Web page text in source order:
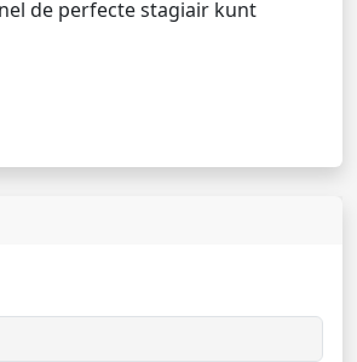
de perfecte stagiair kunt